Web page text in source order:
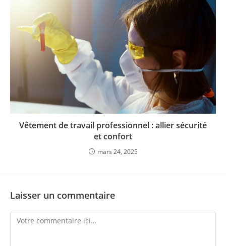
Vêtement de travail professionnel : allier sécurité
et confort
mars 24, 2025
Laisser un commentaire